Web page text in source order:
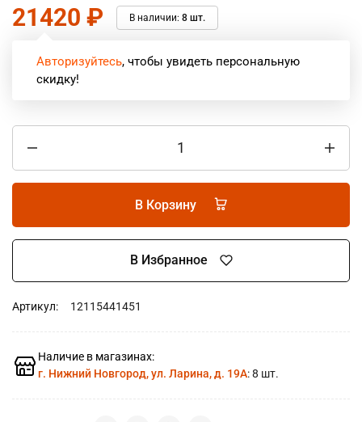
21420 ₽ В наличии: 8 шт.
Авторизуйтесь, чтобы увидеть персональную
скидку!
В Корзину
В Избранное
Артикул: 12115441451
Наличие в магазинах:
г. Нижний Новгород, ул. Ларина, д. 19А: 8 шт.